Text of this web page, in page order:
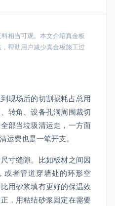
相当可观。本文介绍真金板
帮助用户减少真金板施工过
到现场后的切割损耗占总用
转角、设备孔洞周围裁切
部当垃圾清运走，一方面
运费也是一笔开支。
寸缝隙。比如板材之间因
或者管道穿墙处的环形空
用砂浆填有更好的保温效
，用粘结砂浆固定在需要